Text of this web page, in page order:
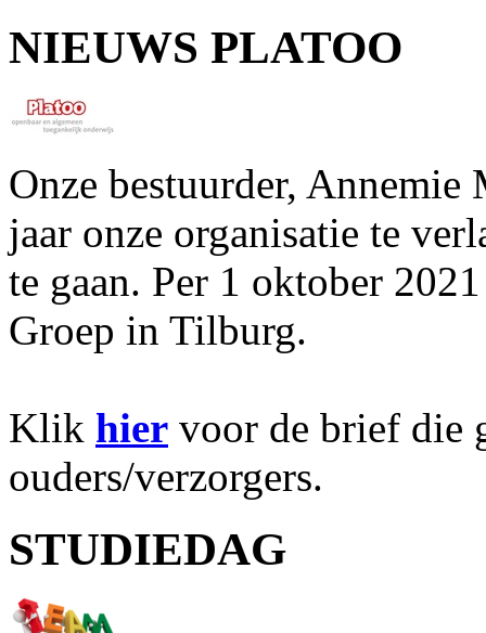
NIEUWS PLATOO
Onze bestuurder, Annemie
jaar onze organisatie te
te gaan. Per 1 oktober
Groep in Tilburg.
Klik hier voor de brief die
ouders/verzorgers.
STUDIEDAG